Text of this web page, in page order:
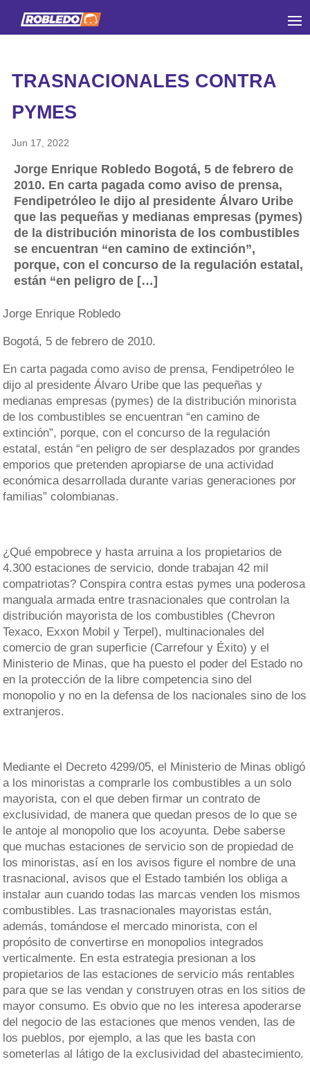
TRASNACIONALES CONTRA
PYMES
Jun 17, 2022
Jorge Enrique Robledo Bogotá, 5 de febrero de
2010. En carta pagada como aviso de prensa,
Fendipetróleo le dijo al presidente Álvaro Uribe
que las pequeñas y medianas empresas (pymes)
de la distribución minorista de los combustibles
se encuentran “en camino de extinción”,
porque, con el concurso de la regulación estatal,
están “en peligro de […]
Jorge Enrique Robledo
Bogotá, 5 de febrero de 2010.
En carta pagada como aviso de prensa, Fendipetróleo le
dijo al presidente Álvaro Uribe que las pequeñas y
medianas empresas (pymes) de la distribución minorista
de los combustibles se encuentran “en camino de
extinción”, porque, con el concurso de la regulación
estatal, están “en peligro de ser desplazados por grandes
emporios que pretenden apropiarse de una actividad
económica desarrollada durante varias generaciones por
familias” colombianas.
¿Qué empobrece y hasta arruina a los propietarios de
4.300 estaciones de servicio, donde trabajan 42 mil
compatriotas? Conspira contra estas pymes una poderosa
manguala armada entre trasnacionales que controlan la
distribución mayorista de los combustibles (Chevron
Texaco, Exxon Mobil y Terpel), multinacionales del
comercio de gran superficie (Carrefour y Éxito) y el
Ministerio de Minas, que ha puesto el poder del Estado no
en la protección de la libre competencia sino del
monopolio y no en la defensa de los nacionales sino de los
extranjeros.
Mediante el Decreto 4299/05, el Ministerio de Minas obligó
a los minoristas a comprarle los combustibles a un solo
mayorista, con el que deben firmar un contrato de
exclusividad, de manera que quedan presos de lo que se
le antoje al monopolio que los acoyunta. Debe saberse
que muchas estaciones de servicio son de propiedad de
los minoristas, así en los avisos figure el nombre de una
trasnacional, avisos que el Estado también los obliga a
instalar aun cuando todas las marcas venden los mismos
combustibles. Las trasnacionales mayoristas están,
además, tomándose el mercado minorista, con el
propósito de convertirse en monopolios integrados
verticalmente. En esta estrategia presionan a los
propietarios de las estaciones de servicio más rentables
para que se las vendan y construyen otras en los sitios de
mayor consumo. Es obvio que no les interesa apoderarse
del negocio de las estaciones que menos venden, las de
los pueblos, por ejemplo, a las que les basta con
someterlas al látigo de la exclusividad del abastecimiento.